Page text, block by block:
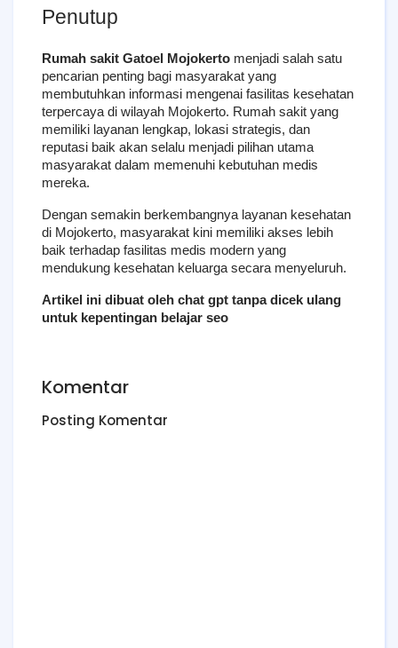
Penutup
Rumah sakit Gatoel Mojokerto menjadi salah satu
pencarian penting bagi masyarakat yang
membutuhkan informasi mengenai fasilitas kesehatan
terpercaya di wilayah Mojokerto. Rumah sakit yang
memiliki layanan lengkap, lokasi strategis, dan
reputasi baik akan selalu menjadi pilihan utama
masyarakat dalam memenuhi kebutuhan medis
mereka.
Dengan semakin berkembangnya layanan kesehatan
di Mojokerto, masyarakat kini memiliki akses lebih
baik terhadap fasilitas medis modern yang
mendukung kesehatan keluarga secara menyeluruh.
Artikel ini dibuat oleh chat gpt tanpa dicek ulang
untuk kepentingan belajar seo
Komentar
Posting Komentar